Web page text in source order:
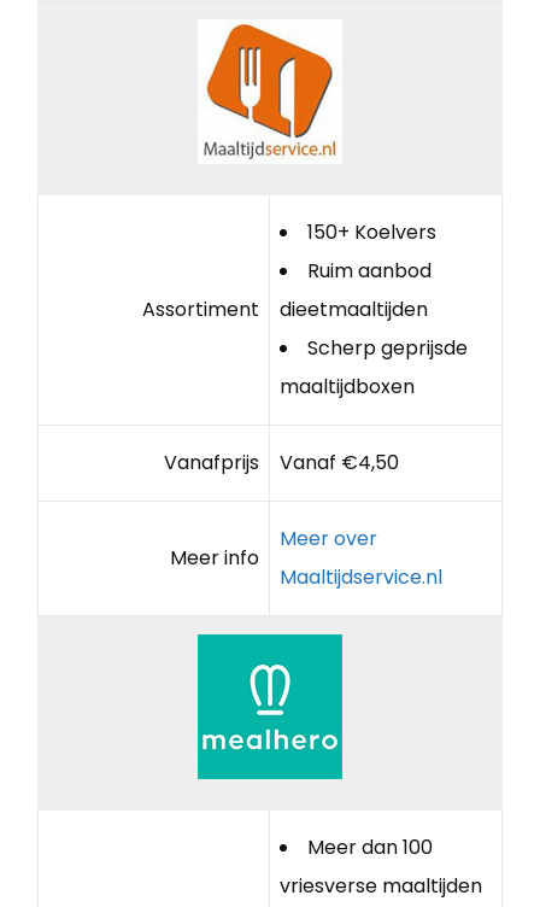
Assortiment
150+ Koelvers
Ruim aanbod
dieetmaaltijden
Scherp geprijsde
maaltijdboxen
Vanafprijs Vanaf €4,50
Meer info
Meer over
Maaltijdservice.nl
Meer dan 100
vriesverse maaltijden